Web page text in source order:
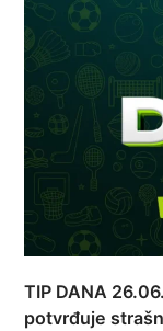
TIP DANA
potvrđuje